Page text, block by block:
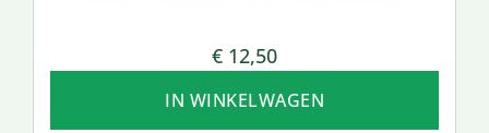
€ 12,50
IN WINKELWAGEN